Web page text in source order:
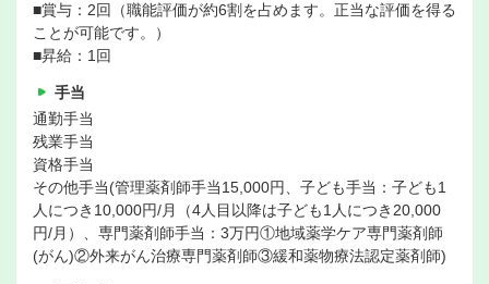
■賞与：2回（職能評価が約6割を占めます。正当な評価を得る
ことが可能です。）
■昇給：1回
手当
通勤手当
残業手当
資格手当
その他手当(管理薬剤師手当15,000円、子ども手当：子ども1
人につき10,000円/月（4人目以降は子ども1人につき20,000
円/月）、専門薬剤師手当：3万円①地域薬学ケア専門薬剤師
(がん)②外来がん治療専門薬剤師③緩和薬物療法認定薬剤師)